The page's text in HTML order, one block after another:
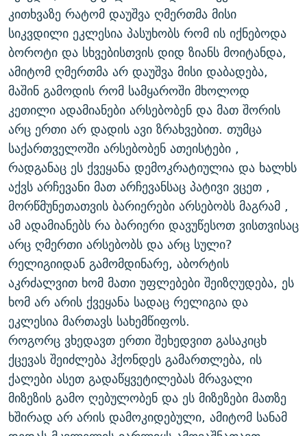
კითხვაზე რატომ დაუშვა ღმერთმა მისი
სიკვდილი ეკლესია პასუხობს რომ ის იქნებოდა
ბოროტი და სხვებისთვის დიდ ზიანს მოიტანდა,
ამიტომ ღმერთმა არ დაუშვა მისი დაბადება,
მაშინ გამოდის რომ სამყაროში მხოლოდ
კეთილი ადამიანები არსებობენ და მათ შორის
არც ერთი არ დადის ავი ზრახვებით. თუმცა
საქართველოში არსებობენ ათეისტები ,
რადგანაც ეს ქვეყანა დემოკრატიულია და ხალხს
აქვს არჩევანი მათ არჩევანსაც პატივი ვცეთ ,
მორწმუნეთათვის ბარიერები არსებობს მაგრამ ,
ამ ადამიანებს რა ბარიერი დავუწესოთ ვისთვისაც
არც ღმერთი არსებობს და არც სული?
რელიგიიდან გამომდინარე, აბორტის
აკრძალვით ხომ მათი უფლებები შეიზღუდება, ეს
ხომ არ არის ქვეყანა სადაც რელიგია და
ეკლესია მართავს სახემწიფოს.
როგორც ვხედავთ ერთი შეხედვით გასაკიცხ
ქცევას შეიძლება ჰქონდეს გამართლება, ის
ქალები ასეთ გადაწყვეტილებას მრავალი
მიზეზის გამო ღებულობენ და ეს მიზეზები მათზე
ხშირად არ არის დამოკიდებული, ამიტომ სანამ